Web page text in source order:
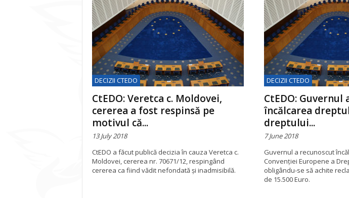
DECIZII CTEDO
CtEDO: Veretca c. Moldovei,
cererea a fost respinsă pe
motivul că...
13 July 2018
CtEDO a făcut publică decizia în cauza Veretca c.
Moldovei, cererea nr. 70671/12, respingând
cererea ca fiind vădit nefondată şi inadmisibilă.
DECIZII CTEDO
CtEDO: Guvernul
încălcarea
dreptului...
7 June 2018
Guvernul a recunoscut
Convenţiei Europene a
obligându-se să achite
de 15.500 Euro.